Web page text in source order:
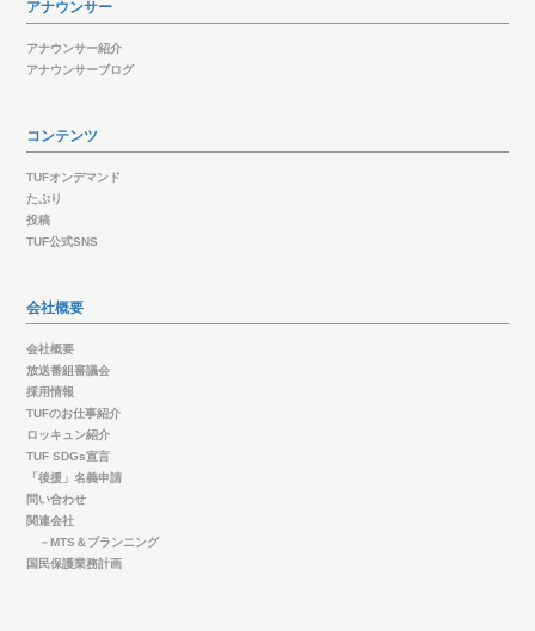
アナウンサー
アナウンサー紹介
アナウンサーブログ
コンテンツ
TUFオンデマンド
たぷり
投稿
TUF公式SNS
会社概要
会社概要
放送番組審議会
採用情報
TUFのお仕事紹介
ロッキュン紹介
TUF SDGs宣言
「後援」名義申請
問い合わせ
関連会社
－MTS＆プランニング
国民保護業務計画